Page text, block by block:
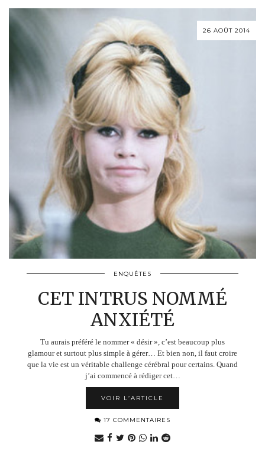
26 AOÛT 2014
ENQUÊTES
CET INTRUS NOMMÉ
ANXIÉTÉ
Tu aurais préféré le nommer « désir », c’est beaucoup plus
glamour et surtout plus simple à gérer… Et bien non, il faut croire
que la vie est un véritable challenge cérébral pour certains. Quand
j’ai commencé à rédiger cet…
VOIR L’ARTICLE
17 COMMENTAIRES